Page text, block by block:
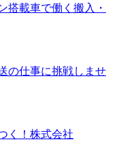
搭載車で働く搬入・
の仕事に挑戦しませ
く！株式会社